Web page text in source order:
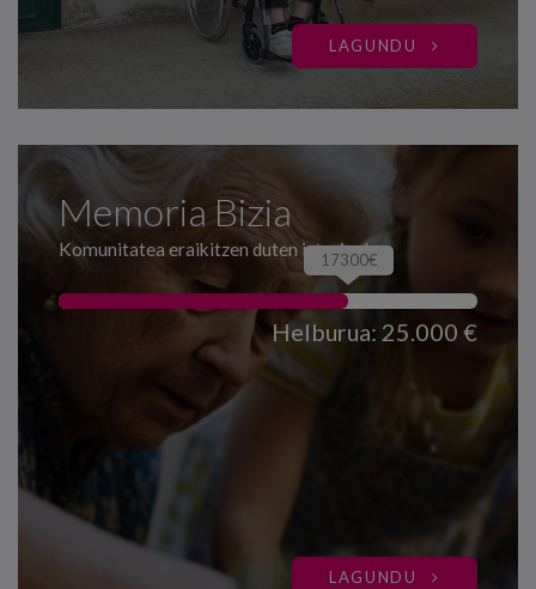
LAGUNDU
Memoria Bizia
Komunitatea eraikitzen duten istorioak
17300€
Helburua: 25.000 €
LAGUNDU